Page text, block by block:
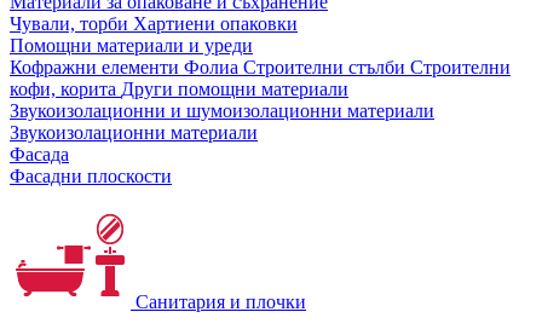
Чували, торби Хартиени опаковки
Помощни материали и уреди
Кофражни елементи Фолиа Строителни стълби Строителни
кофи, корита Други помощни материали
Звукоизолационни и шумоизолационни материали
Звукоизолационни материали
Фасада
Фасадни плоскости
Санитария и плочки